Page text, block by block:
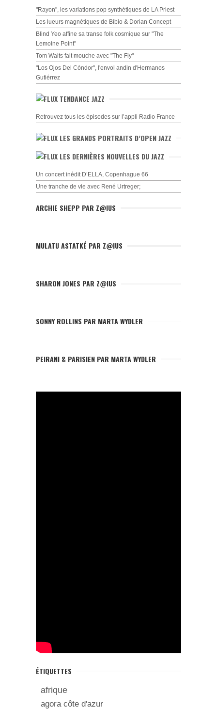
"Rayon", les variations pop synthétiques de LA Priest
Les lueurs magnétiques de Bibio & Dorian Concept
Blind Yeo affine sa transe folk cosmique sur "The
Lemoine Point"
Tom Waits fait mouche avec "The Fly"
"Los Ojos Del Cóndor", l'envol andin d'Hermanos
Gutiérrez
TENDANCE JAZZ
Retrouvez tous les épisodes sur l’appli Radio France
LES GRANDS PORTRAITS D’OPEN JAZZ
LES DERNIÈRES NOUVELLES DU JAZZ
Un concert inédit D’ELLA, Copenhague 66
Une tranche de vie avec René Urtreger;
ARCHIE SHEPP PAR Z@IUS
MULATU ASTATKÉ PAR Z@IUS
SHARON JONES PAR Z@IUS
SONNY ROLLINS PAR MARTA WYDLER
PEIRANI & PARISIEN PAR MARTA WYDLER
ÉTIQUETTES
afrique
agora côte d'azur